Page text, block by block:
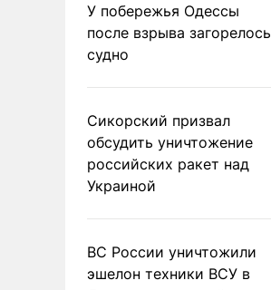
У побережья Одессы
после взрыва загорелось
судно
Сикорский призвал
обсудить уничтожение
российских ракет над
Украиной
ВС России уничтожили
эшелон техники ВСУ в